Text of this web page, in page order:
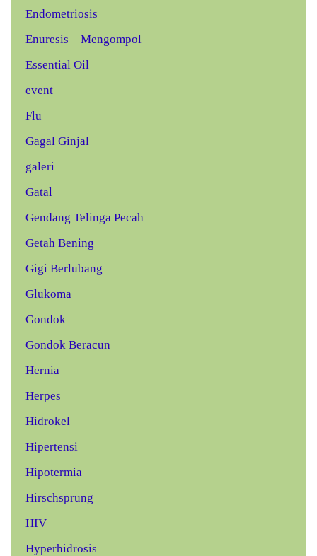
Endometriosis
Enuresis – Mengompol
Essential Oil
event
Flu
Gagal Ginjal
galeri
Gatal
Gendang Telinga Pecah
Getah Bening
Gigi Berlubang
Glukoma
Gondok
Gondok Beracun
Hernia
Herpes
Hidrokel
Hipertensi
Hipotermia
Hirschsprung
HIV
Hyperhidrosis